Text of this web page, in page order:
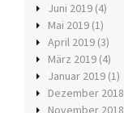
Juni 2019 (4)
Mai 2019 (1)
April 2019 (3)
März 2019 (4)
Januar 2019 (1)
Dezember 2018
November 2018